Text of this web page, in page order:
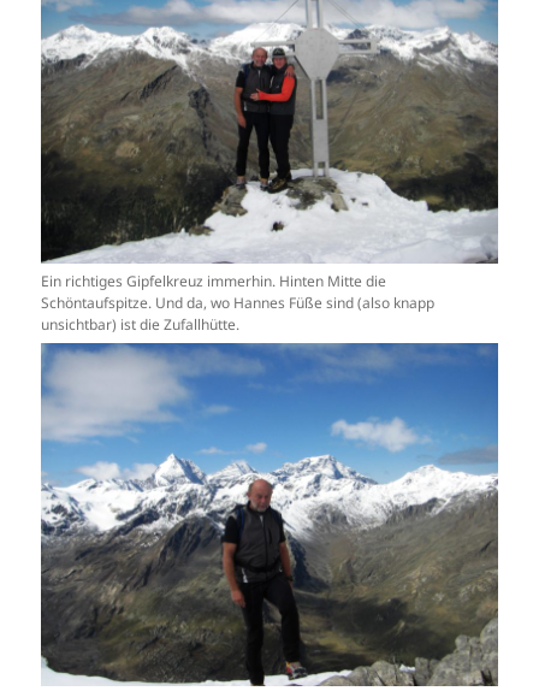
Ein richtiges Gipfelkreuz immerhin. Hinten Mitte die
Schöntaufspitze. Und da, wo Hannes Füße sind (also knapp
unsichtbar) ist die Zufallhütte.